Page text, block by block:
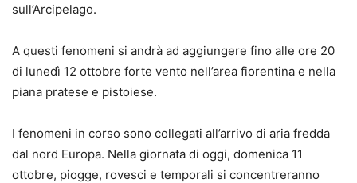
sull’Arcipelago.
A questi fenomeni si andrà ad aggiungere fino alle ore 20
di lunedì 12 ottobre forte vento nell’area fiorentina e nella
piana pratese e pistoiese.
I fenomeni in corso sono collegati all’arrivo di aria fredda
dal nord Europa. Nella giornata di oggi, domenica 11
ottobre, piogge, rovesci e temporali si concentreranno